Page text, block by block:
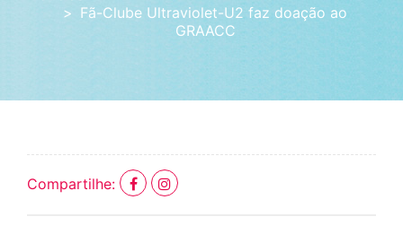
Fã-Clube Ultraviolet-U2 faz doação ao
GRAACC
Compartilhe: